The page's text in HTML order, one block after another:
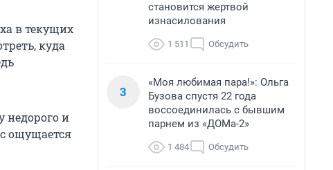
в текущих
куда
недорого и
ощущается
становится жертвой
изнасилования
1 511 Обсудить
3
«Моя любимая пара!»: Ольга
Бузова спустя 22 года
воссоединилась с бывшим
парнем из «ДОМа-2»
1 484 Обсудить